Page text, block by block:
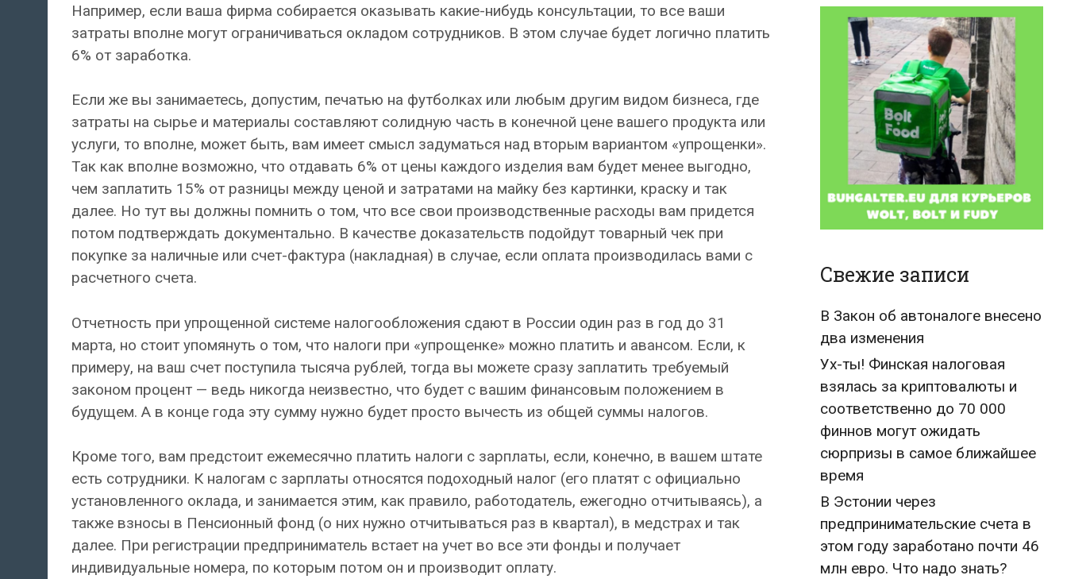
Например, если ваша фирма собирается оказывать какие-нибудь консультации, то все ваши
затраты вполне могут ограничиваться окладом сотрудников. В этом случае будет логично платить
6% от заработка.
Если же вы занимаетесь, допустим, печатью на футболках или любым другим видом бизнеса, где
затраты на сырье и материалы составляют солидную часть в конечной цене вашего продукта или
услуги, то вполне, может быть, вам имеет смысл задуматься над вторым вариантом «упрощенки».
Так как вполне возможно, что отдавать 6% от цены каждого изделия вам будет менее выгодно,
чем заплатить 15% от разницы между ценой и затратами на майку без картинки, краску и так
далее. Но тут вы должны помнить о том, что все свои производственные расходы вам придется
потом подтверждать документально. В качестве доказательств подойдут товарный чек при
покупке за наличные или счет-фактура (накладная) в случае, если оплата производилась вами с
расчетного счета.
Отчетность при упрощенной системе налогообложения сдают в России один раз в год до 31
марта, но стоит упомянуть о том, что налоги при «упрощенке» можно платить и авансом. Если, к
примеру, на ваш счет поступила тысяча рублей, тогда вы можете сразу заплатить требуемый
законом процент — ведь никогда неизвестно, что будет с вашим финансовым положением в
будущем. А в конце года эту сумму нужно будет просто вычесть из общей суммы налогов.
Кроме того, вам предстоит ежемесячно платить налоги с зарплаты, если, конечно, в вашем штате
есть сотрудники. К налогам с зарплаты относятся подоходный налог (его платят с официально
установленного оклада, и занимается этим, как правило, работодатель, ежегодно отчитываясь), а
также взносы в Пенсионный фонд (о них нужно отчитываться раз в квартал), в медстрах и так
далее. При регистрации предприниматель встает на учет во все эти фонды и получает
индивидуальные номера, по которым потом он и производит оплату.
Свежие записи
В Закон об автоналоге внесено
два изменения
Ух-ты! Финская налоговая
взялась за криптовалюты и
соответственно до 70 000
финнов могут ожидать
сюрпризы в самое ближайшее
время
В Эстонии через
предпринимательские счета в
этом году заработано почти 46
млн евро. Что надо знать?